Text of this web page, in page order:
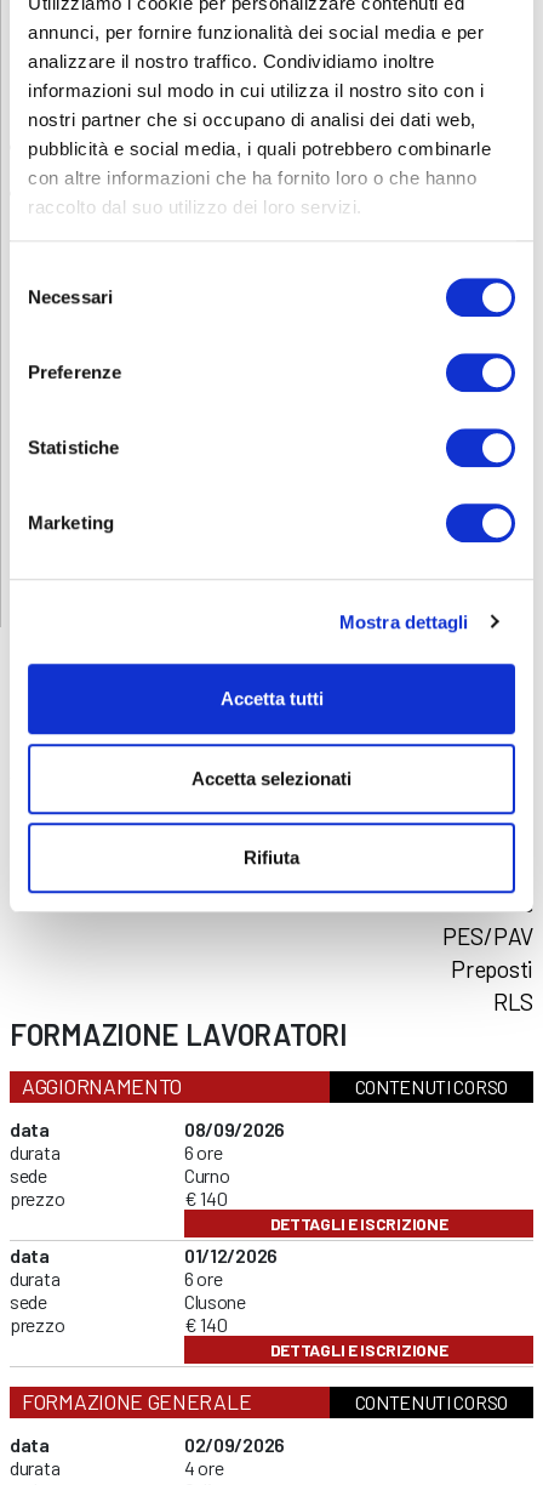
annunci, per fornire funzionalità dei social media e per
analizzare il nostro traffico. Condividiamo inoltre
informazioni sul modo in cui utilizza il nostro sito con i
nostri partner che si occupano di analisi dei dati web,
pubblicità e social media, i quali potrebbero combinarle
con altre informazioni che ha fornito loro o che hanno
raccolto dal suo utilizzo dei loro servizi.
delNecessari
Preferenze
Statistiche
Marketing
Mostra dettagli
Accetta tutti
Accetta selezionati
Rifiuta
Per i lavoratori stranieri, è necessarioverificare la
comprensione della lingua veicolare del corso, che di norma è
l’italiano.
Questa verifica può avvenire tramite:
una dichiarazione scritta da parte dell’azienda che attesti la
conoscenza della lingua da parte del lavoratore
un test di comprensione linguistica , somministrato prima
dell’inizio del corso
Per avere ulteriori informazioni non esitate a contattarci allo
0353693707 o mandate una mail a
corsi.sicurezza@abf.eu
CORSISICUREZZA
Addetti al primo soccorso
Addetti al servizio antincendio
Carrello elevatore
Formazione lavoratori
PES/PAV
Preposti
RLS
FORMAZIONE LAVORATORI
AGGIORNAMENTO
CONTENUTI CORSO
data
durata
sede
prezzo
08/09/2026
6 ore
Curno
€ 140
DETTAGLI E ISCRIZIONE
data
durata
sede
prezzo
01/12/2026
6 ore
Clusone
€ 140
DETTAGLI E ISCRIZIONE
FORMAZIONE GENERALE
CONTENUTI CORSO
data
durata
02/09/2026
4 ore